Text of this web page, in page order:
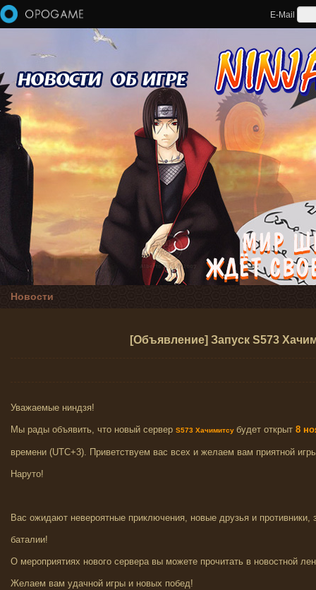
Перейти к основному содержанию
E-Mail
Новости
[Объявление] Запуск S573
Уважаемые ниндзя!
Мы рады объявить, что новый сервер S573 Хачимитсу будет открыт 8 но
времени (UTC+3). Приветствуем вас всех и желаем вам приятной
Наруто!
Вас ожидают невероятные приключения, новые друзья и
баталии!
О мероприятиях нового сервера вы можете прочитать в новостной
Желаем вам удачной игры и новых побед!